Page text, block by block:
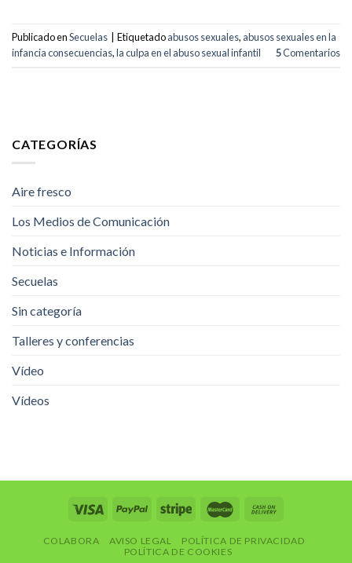
Publicado enSecuelas Etiquetadoabusos sexuales, abusos sexuales en la
infancia consecuencias,la culpa en el abuso sexual infantil 5Comentarios
CATEGORÍAS
Aire fresco
Los Medios de Comunicación
Noticias e Información
Secuelas
Sin categoría
Talleres y conferencias
Vídeo
Vídeos
COLABORA AVISO LEGAL
POLÍTICA DE PRIVACIDAD
POLÍTICA DE COOKIES